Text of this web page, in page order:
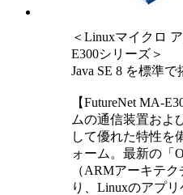
＜Linuxマイクロ
E300シリーズ＞
Java SE 8 を標準で
【FutureNet MA-
ムの通信装置およ
して優れた特性を
ォーム。最新の「
（ARMアーキテ
り、Linuxのアプ